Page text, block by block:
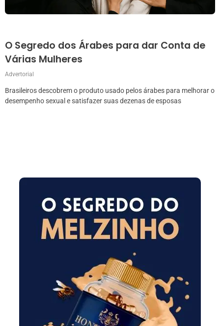
O Segredo dos Árabes para dar Conta de
Várias Mulheres
Advertorial
Brasileiros descobrem o produto usado pelos árabes para melhorar o
desempenho sexual e satisfazer suas dezenas de esposas